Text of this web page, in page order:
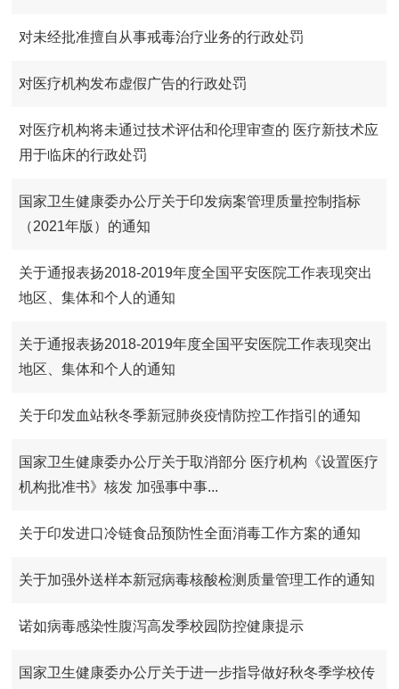
对未经批准擅自从事戒毒治疗业务的行政处罚
对医疗机构发布虚假广告的行政处罚
对医疗机构将未通过技术评估和伦理审查的 医疗新技术应
用于临床的行政处罚
国家卫生健康委办公厅关于印发病案管理质量控制指标
（2021年版）的通知
关于通报表扬2018-2019年度全国平安医院工作表现突出
地区、集体和个人的通知
关于通报表扬2018-2019年度全国平安医院工作表现突出
地区、集体和个人的通知
关于印发血站秋冬季新冠肺炎疫情防控工作指引的通知
国家卫生健康委办公厅关于取消部分 医疗机构《设置医疗
机构批准书》核发 加强事中事...
关于印发进口冷链食品预防性全面消毒工作方案的通知
关于加强外送样本新冠病毒核酸检测质量管理工作的通知
诺如病毒感染性腹泻高发季校园防控健康提示
国家卫生健康委办公厅关于进一步指导做好秋冬季学校传